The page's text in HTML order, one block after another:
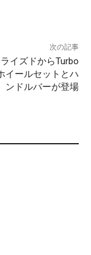
次の記事
イズドからTurbo
イールセットとハ
ンドルバーが登場